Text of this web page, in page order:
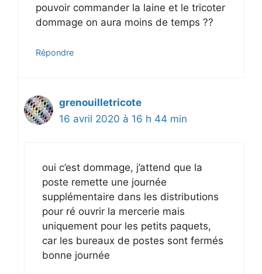
pouvoir commander la laine et le tricoter
dommage on aura moins de temps ??
Répondre
grenouilletricote
16 avril 2020 à 16 h 44 min
oui c’est dommage, j’attend que la
poste remette une journée
supplémentaire dans les distributions
pour ré ouvrir la mercerie mais
uniquement pour les petits paquets,
car les bureaux de postes sont fermés
bonne journée